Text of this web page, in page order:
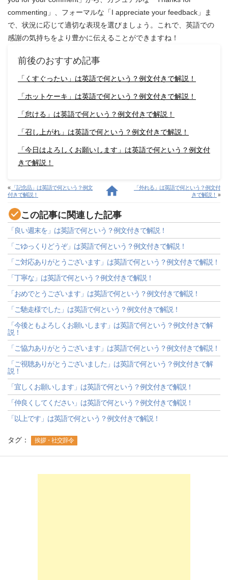
commenting」、フォーマルな「I appreciate your feedback」ま
で、状況に応じて適切な表現を選びましょう。これで、英語での
感謝の気持ちをより豊かに伝えることができますね！
前後のおすすめ記事
「くすぐったい」は英語で何という？例文付きで解説！
「ホットケーキ」は英語で何という？例文付きで解説！
「怠ける」は英語で何という？例文付きで解説！
「召し上がれ」は英語で何という？例文付きで解説！
「今日はよろしくお願いします」は英語で何という？例文付
きで解説！
« 「記念品」は英語で何という？例文
付きで解説！
「外れる」は英語で何という？例文付
きで解説！ »
この記事に関連した記事
「良い週末を」は英語で何という？例文付きで解説！
「ごゆっくりどうぞ」は英語で何という？例文付きで解説！
「ご対応ありがとうございます」は英語で何という？例文付きで解説！
「丁寧な」は英語で何という？例文付きで解説！
「おめでとうございます」は英語で何という？例文付きで解説！
「ご馳走様でした」は英語で何という？例文付きで解説！
「今後ともよろしくお願いします」は英語で何という？例文付きで解
説！
「ご協力ありがとうございます」は英語で何という？例文付きで解説！
「ご視聴ありがとうございました」は英語で何という？例文付きで解
説！
「宜しくお願いします」は英語で何という？例文付きで解説！
「仲良くしてください」は英語で何という？例文付きで解説！
「以上です」は英語で何という？例文付きで解説！
タグ： 挨拶・社交辞令